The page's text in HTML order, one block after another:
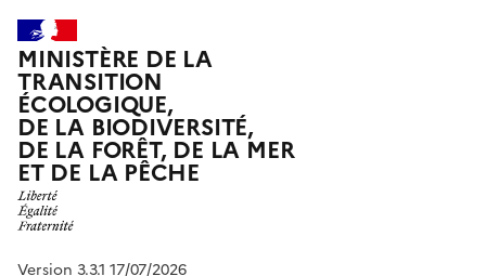
MINISTÈRE DE LA
TRANSITION
ÉCOLOGIQUE,
DE LA BIODIVERSITÉ,
DE LA FORÊT, DE LA MER
ET DE LA PÊCHE
Version 3.3.1 17/07/2026